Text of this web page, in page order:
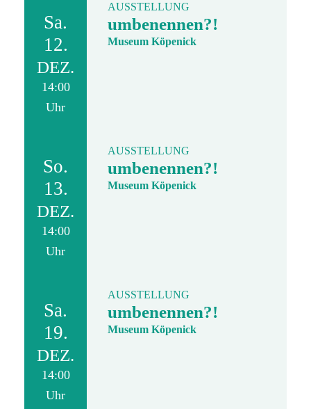
Sa.
12.
DEZ.
14:00
Uhr
AUSSTELLUNG
umbenennen?!
Museum Köpenick
So.
13.
DEZ.
14:00
Uhr
AUSSTELLUNG
umbenennen?!
Museum Köpenick
Sa.
19.
DEZ.
14:00
Uhr
AUSSTELLUNG
umbenennen?!
Museum Köpenick